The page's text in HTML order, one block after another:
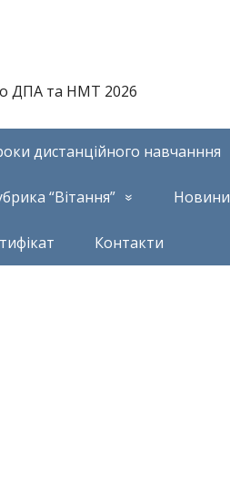
ДПА та НМТ 2026
дистанційного навчанння
“Вітання” Новини
Контакти